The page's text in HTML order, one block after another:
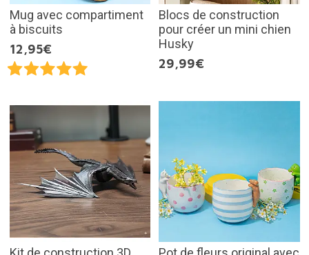
Mug avec compartiment
à biscuits
12,95€
Blocs de construction
pour créer un mini chien
Husky
29,99€